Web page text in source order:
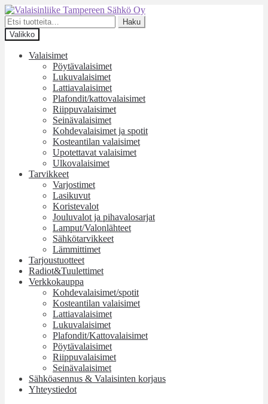
Siirry
navigointiin
Siirry
sisältöön
Etsi:
Haku
Valikko
Valaisimet
Pöytävalaisimet
Lukuvalaisimet
Lattiavalaisimet
Plafondit/kattovalaisimet
Riippuvalaisimet
Seinävalaisimet
Kohdevalaisimet ja spotit
Kosteantilan valaisimet
Upotettavat valaisimet
Ulkovalaisimet
Tarvikkeet
Varjostimet
Lasikuvut
Koristevalot
Jouluvalot ja pihavalosarjat
Lamput/Valonlähteet
Sähkötarvikkeet
Lämmittimet
Tarjoustuotteet
Radiot&Tuulettimet
Verkkokauppa
Kohdevalaisimet/spotit
Kosteantilan valaisimet
Lattiavalaisimet
Lukuvalaisimet
Plafondit/Kattovalaisimet
Pöytävalaisimet
Riippuvalaisimet
Seinävalaisimet
Sähköasennus & Valaisinten korjaus
Yhteystiedot